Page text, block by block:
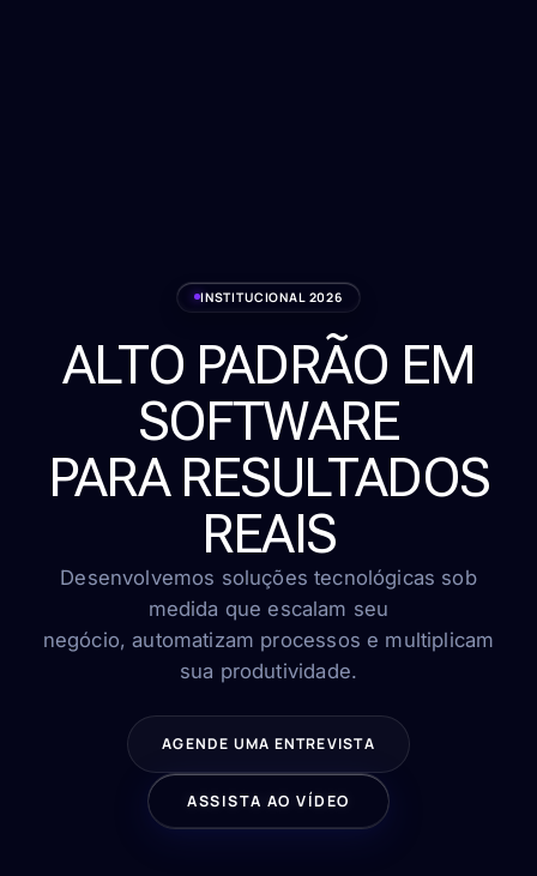
Serviços
Sobre
Clientes
Contato
FALE CONOSCO
INSTITUCIONAL 2026
ALTO PADRÃO EM
SOFTWARE
PARA RESULTADOS
REAIS
Desenvolvemos soluções tecnológicas sob
medida que escalam seu
negócio, automatizam processos e multiplicam
sua produtividade.
AGENDE UMA ENTREVISTA
ASSISTA AO VÍDEO